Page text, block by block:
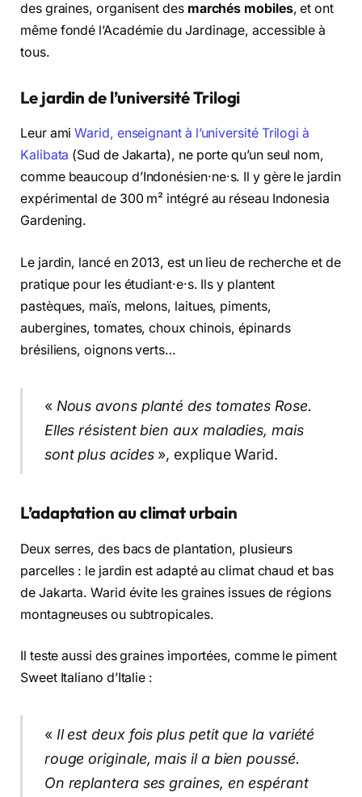
des graines, organisent des marchés mobiles, et ont
même fondé l’Académie du Jardinage, accessible à
tous.
Le jardin de l’université Trilogi
Leur amiWarid, enseignant à l’université Trilogi à
Kalibata (Sud de Jakarta), ne porte qu’un seul nom,
comme beaucoup d’Indonésien·ne·s. Il y gère le jardin
expérimental de 300 m² intégré au réseau Indonesia
Gardening.
Le jardin, lancé en 2013, est un lieu de recherche et de
pratique pour les étudiant·e·s. Ils y plantent
pastèques, maïs, melons, laitues, piments,
aubergines, tomates, choux chinois, épinards
brésiliens, oignons verts…
« Nous avons planté des tomates Rose.
Elles résistent bien aux maladies, mais
sont plus acides», explique Warid.
L’adaptation au climat urbain
Deux serres, des bacs de plantation, plusieurs
parcelles : le jardin est adapté au climat chaud et bas
de Jakarta. Warid évite les graines issues de régions
montagneuses ou subtropicales.
Il teste aussi des graines importées, comme le piment
Sweet Italiano d’Italie :
« Il est deux fois plus petit que la variété
rouge originale, mais il a bien poussé.
On replantera ses graines, en espérant